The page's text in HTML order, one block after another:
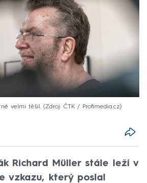
velmi těšil. Zdroj: ČTK / Profimedia.cz
Richard Müller stále leží v
vzkazu, který poslal